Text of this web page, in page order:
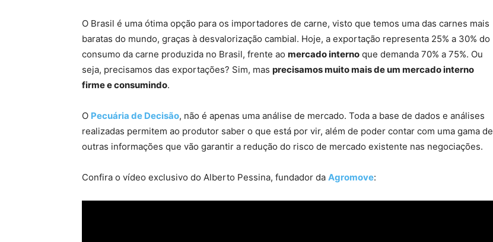
O Brasil é uma ótima opção para os importadores de carne, visto que temos uma das carnes mais
baratas do mundo, graças à desvalorização cambial. Hoje, a exportação representa 25% a 30% do
consumo da carne produzida no Brasil, frente ao mercado interno que demanda 70% a 75%. Ou
seja, precisamos das exportações? Sim, mas precisamos muito mais de um mercado interno
firme e consumindo.
O Pecuária de Decisão, não é apenas uma análise de mercado. Toda a base de dados e análises
realizadas permitem ao produtor saber o que está por vir, além de poder contar com uma gama de
outras informações que vão garantir a redução do risco de mercado existente nas negociações.
Confira o vídeo exclusivo do Alberto Pessina, fundador da Agromove: